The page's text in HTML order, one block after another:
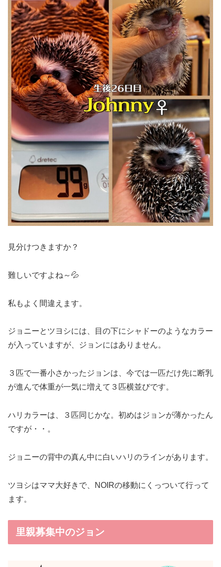
見分けつきますか？
難しいですよね～💦
私もよく間違えます。
ジョニーとツヨシには、目の下にシャドーのようなカラー
が入っていますが、ジョンにはありません。
３匹で一番小さかったジョンは、今では一匹だけ先に断乳
が進んで体重が一気に増えて３匹横並びです。
ハリカラーは、３匹同じかな。初めはジョンが薄かったん
ですが・・。
ジョニーの背中の真ん中に白いハリのラインがあります。
ツヨシはママ大好きで、NOIRの移動にくっついて行って
ます。
里親募集中のジョン